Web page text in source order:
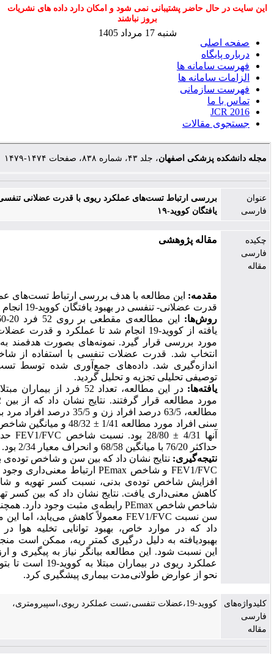
حاضر پشتیبانی نمی شود و امکان دارد داده های نشریات
ها
سامانه ها
مقالات
پزشکی اصفهان، جلد ۴۳، شماره ۸۳۸، صفحات ۱۴۷۴-۱۴۷۹
بررسی ارتباط تست‌های عملکرد ریوی با قدرت عضلانی تنفسی در بهبود
یافتگان کووید-۱۹
مقاله پژوهشی
این مطالعه با هدف بررسی ارتباط تست‌های عملکرد ریوی با
قدرت عضلانی- تنفسی در بهبود یافتگان کووید-19 انجام شد.
این مطالعه‌ی مقطعی بر روی 52 فرد 20-60 ساله بهبود
یافته از کووید-19 انجام شد تا عملکرد و قدرت عضلات تنفسی آنها
مورد بررسی قرار گیرد. نمونه‌های بصورت هدفمند به روش آسان
انتخاب شد. قدرت عضلات تنفسی با استفاده از شاخص PE max
اندازه‌گیری شد. داده‌های جمع‌آوری شده توسط تست‌های آماری
توصیفی تحلیلی تجزیه و تحلیل گردید.
در این مطالعه، تعداد 52 فرد از بیماران مبتلا به کووید-19
مورد مطالعه قرار گرفتند. نتایج نشان داد که از بین 52 فرد مورد
مطالعه، 63/5 درصد افراد زن و 35/5 درصد افراد مرد بودند. میانگین
سنی افراد مورد مطالعه 1/41 ± 48/32 و میانگین شاخص توده‌ی بدنی
آنها 4/31 ± 28/80 بود. نسبت شاخص FEV1/FVC حداقل 63/90 و
نتایج نشان داد که بین سن و شاخص توده‌ی بدنی با نسبت
FEV1/FVC و شاخص PEmax ارتباط معنی‌داری وجود دارد؛ یعنی با
افزایش شاخص توده‌ی بدنی، نسبت کسر تهویه و شاخص PEmax
کاهش معنی‌داری یافت. نتایج نشان داد که بین کسر تهویه تنفسی و
شاخص شاخص PEmax رابطه‌ی مثبت وجود دارد. همچنین با افزایش
سن نسبت FEV1/FVC معمولاً کاهش می‌یابد، اما این مطالعه نشان
داد که در موارد خاص، بهبود توانایی تخلیه هوا در بیماران تازه
بهبودیافته به دلیل درگیری کمتر ریه، ممکن است منجر به افزایش
این نسبت شود. این مطالعه بیانگر نیاز به پیگیری و ارزیابی مستمر
عملکرد ریوی در بیماران مبتلا به کووید-19 است تا بتوان به بهترین
نحو از عوارض طولانی‌مدت بیماری پیشگیری کرد.
کووید-19،عضلات تنفسی،تست عملکرد ریوی،اسپیرومتری،